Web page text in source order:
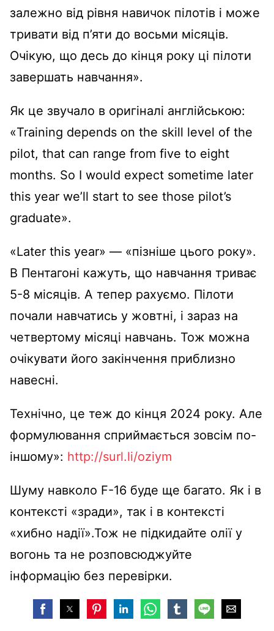
залежно від рівня навичок пілотів і може
тривати від п’яти до восьми місяців.
Очікую, що десь до кінця року ці пілоти
завершать навчання».
Як це звучало в оригіналі англійською:
«Training depends on the skill level of the
pilot, that can range from five to eight
months. So I would expect sometime later
this year we’ll start to see those pilot’s
graduate».
«Later this year» — «пізніше цього року».
В Пентагоні кажуть, що навчання триває
5-8 місяців. А тепер рахуємо. Пілоти
почали навчатись у жовтні, і зараз на
четвертому місяці навчань. Тож можна
очікувати його закінчення приблизно
навесні.
Технічно, це теж до кінця 2024 року. Але
формулювання сприймається зовсім по-
іншому»: http://surl.li/oziym
Шуму навколо F-16 буде ще багато. Як і в
контексті «зради», так і в контексті
«хибно надії».Тож не підкидайте олії у
вогонь та не розповсюджуйте
інформацію без перевірки.